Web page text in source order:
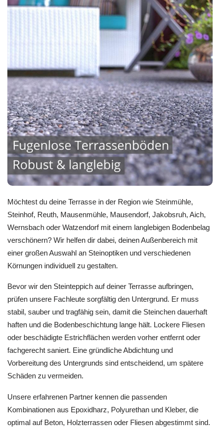
Möchtest du deine Terrasse in der Region wie Steinmühle,
Steinhof, Reuth, Mausenmühle, Mausendorf, Jakobsruh, Aich,
Wernsbach oder Watzendorf mit einem langlebigen Bodenbelag
verschönern? Wir helfen dir dabei, deinen Außenbereich mit
einer großen Auswahl an Steinoptiken und verschiedenen
Körnungen individuell zu gestalten.
Bevor wir den Steinteppich auf deiner Terrasse aufbringen,
prüfen unsere Fachleute sorgfältig den Untergrund. Er muss
stabil, sauber und tragfähig sein, damit die Steinchen dauerhaft
haften und die Bodenbeschichtung lange hält. Lockere Fliesen
oder beschädigte Estrichflächen werden vorher entfernt oder
fachgerecht saniert. Eine gründliche Abdichtung und
Vorbereitung des Untergrunds sind entscheidend, um spätere
Schäden zu vermeiden.
Unsere erfahrenen Partner kennen die passenden
Kombinationen aus Epoxidharz, Polyurethan und Kleber, die
optimal auf Beton, Holzterrassen oder Fliesen abgestimmt sind.